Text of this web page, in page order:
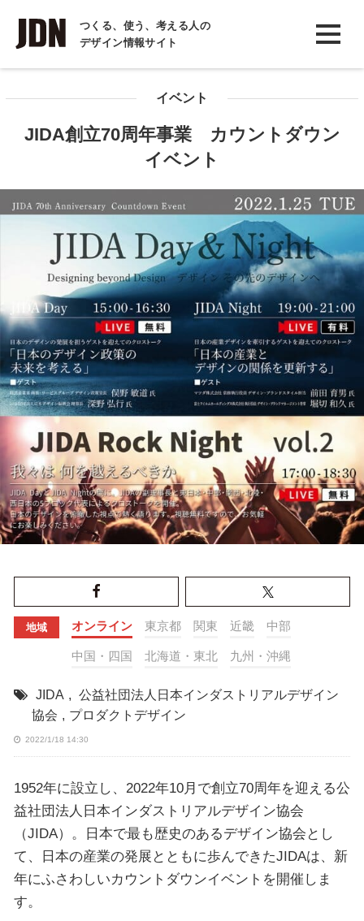
つくる、使う、考える人の
デザイン情報サイト
INTERVIEW
インタビュー
イベント
JIDA創立70周年事業 カウントダウン
イベント
地域 オンライン 東京都 関東 近畿 中部
中国・四国 北海道・東北 九州・沖縄
JIDA , 公益社団法人日本インダストリアルデザイン
協会 , プロダクトデザイン
2022/1/18 14:30
1952年に設立し、2022年10月で創立70周年を迎える公
益社団法人日本インダストリアルデザイン協会
（JIDA）。日本で最も歴史のあるデザイン協会とし
て、日本の産業の発展とともに歩んできたJIDAは、新
年にふさわしいカウントダウンイベントを開催しま
す。